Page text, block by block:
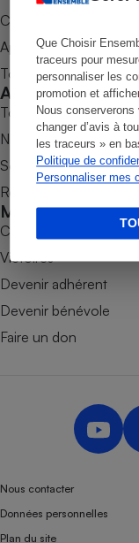
Que Choisir
traceurs pour
personnaliser les
promotion et
Nous
changer d’avis à
les traceurs » en
Politique de
Personnaliser mes
Commander une
Appli Quel Produit
Tous nos tests de
Accompagner
Tous nos
Nos services
Soumettre un litige
Rencontrer une
Mobiliser
Combats
Victoires
Devenir adhérent
Devenir bénévole
Faire un don
Nous contacter
Données personnelles
Plan du site